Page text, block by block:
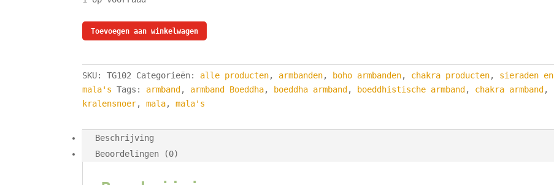
chakra
armband
chakra
Toevoegen aan winkelwagen
SKU:TG102 Categorieën: alle producten, armbanden, boho armbanden, chakra producten, sieraden en
mala's Tags: armband , armband Boeddha, boeddha armband , boeddhistische armband , chakra armband ,
kralensnoer,mala,mala's
Beschrijving
Beoordelingen (0)